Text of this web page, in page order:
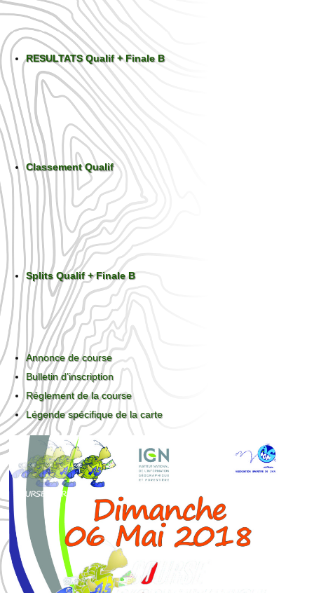
RESULTATS Qualif + Finale B
Classement Qualif
Splits Qualif + Finale B
Annonce de course
Bulletin d’inscription
Réglement de la course
Légende spécifique de la carte